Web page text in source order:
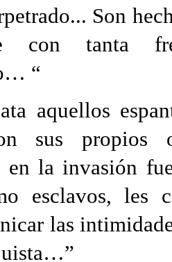
Son
con tanta
“
aquellos
sus propios
en la invasión
esclavos,
las